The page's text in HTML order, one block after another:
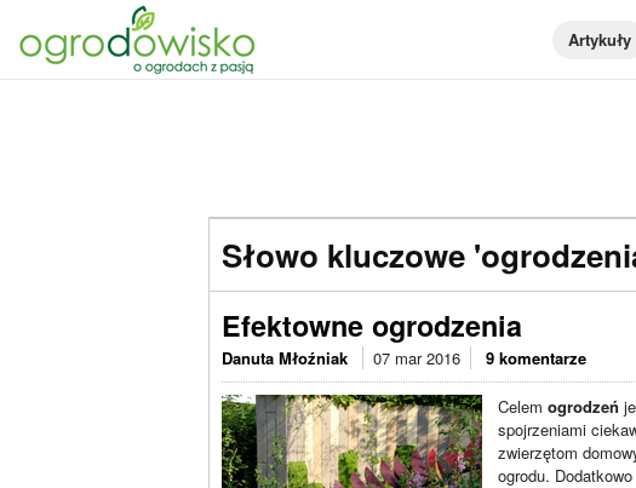
Artykuły
Słowo kluczowe
Efektowne ogrodzenia
Danuta Młoźniak 07 mar 2016 9 komentarze
Celem ogrodzeń
spojrzeniami
zwierzętom
ogrodu.